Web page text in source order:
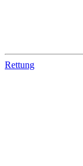
Rettung